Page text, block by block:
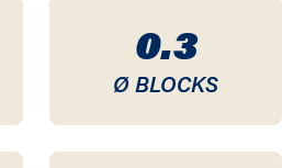
0.3
Ø BLOCKS